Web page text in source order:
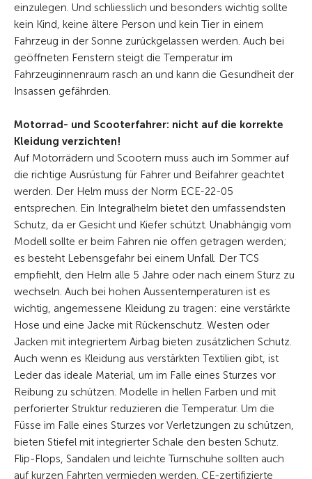
einzulegen. Und schliesslich und besonders wichtig sollte
kein Kind, keine ältere Person und kein Tier in einem
Fahrzeug in der Sonne zurückgelassen werden. Auch bei
geöffneten Fenstern steigt die Temperatur im
Fahrzeuginnenraum rasch an und kann die Gesundheit der
Insassen gefährden.
Motorrad- und Scooterfahrer: nicht auf die korrekte
Kleidung verzichten!
Auf Motorrädern und Scootern muss auch im Sommer auf
die richtige Ausrüstung für Fahrer und Beifahrer geachtet
werden. Der Helm muss der Norm ECE-22-05
entsprechen. Ein Integralhelm bietet den umfassendsten
Schutz, da er Gesicht und Kiefer schützt. Unabhängig vom
Modell sollte er beim Fahren nie offen getragen werden;
es besteht Lebensgefahr bei einem Unfall. Der TCS
empfiehlt, den Helm alle 5 Jahre oder nach einem Sturz zu
wechseln. Auch bei hohen Aussentemperaturen ist es
wichtig, angemessene Kleidung zu tragen: eine verstärkte
Hose und eine Jacke mit Rückenschutz. Westen oder
Jacken mit integriertem Airbag bieten zusätzlichen Schutz.
Auch wenn es Kleidung aus verstärkten Textilien gibt, ist
Leder das ideale Material, um im Falle eines Sturzes vor
Reibung zu schützen. Modelle in hellen Farben und mit
perforierter Struktur reduzieren die Temperatur. Um die
Füsse im Falle eines Sturzes vor Verletzungen zu schützen,
bieten Stiefel mit integrierter Schale den besten Schutz.
Flip-Flops, Sandalen und leichte Turnschuhe sollten auch
auf kurzen Fahrten vermieden werden. CE-zertifizierte